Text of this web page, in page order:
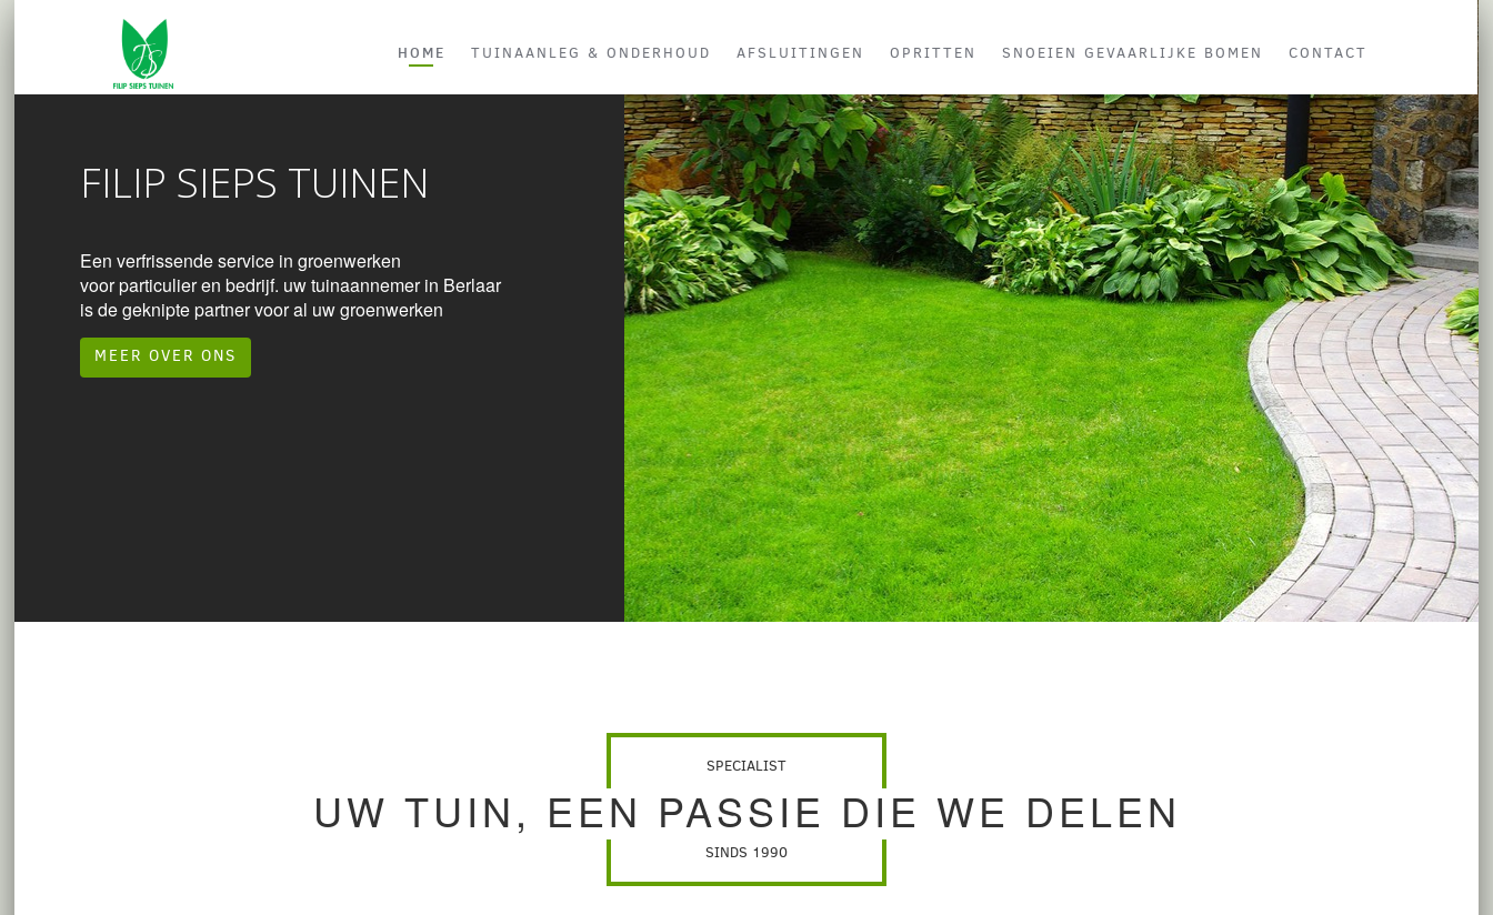
HOME TUINAANLEG & ONDERHOUD AFSLUITINGEN OPRITTEN SNOEIEN GEVAARLIJKE BOMEN CONTACT
FILIP SIEPS TUINEN
Een verfrissende service in groenwerken
voor particulier en bedrijf. uw tuinaannemer in Berlaar
is de geknipte partner voor al uw groenwerken
MEER OVER ONS
SPECIALIST
UW TUIN, EEN PASSIE DIE WE DELEN
SINDS 1990